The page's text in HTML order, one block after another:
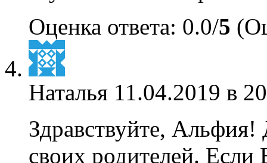
Оценка ответа: 0.0/5
Наталья 11.04.2019 в
Здравствуйте,
своих родителей.